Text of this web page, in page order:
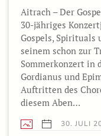
Aitrach – Der
30-jähriges
Gospels, Spirituals
seinem schon zur
Sommerkonzert in
Gordianus und
Auftritten des
diesem Aben…
30. JULI